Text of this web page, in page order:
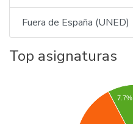
Fuera de España (UNED)
Top asignaturas
7.7%